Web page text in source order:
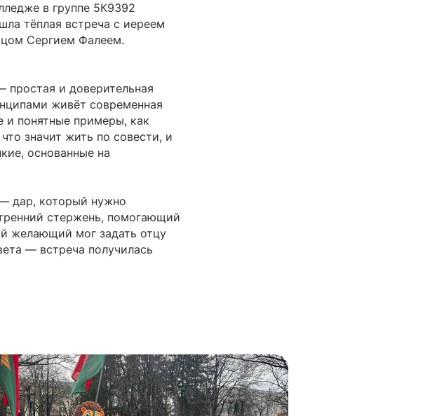
в группе 5К9392
тёплая встреча с иереем
Сергием Фалеем.
простая и доверительная
живёт современная
и понятные примеры, как
значит жить по совести, и
основанные на
дар, который нужно
стержень, помогающий
желающий мог задать отцу
— встреча получилась